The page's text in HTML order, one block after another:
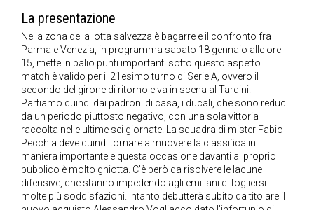
La presentazione
Nella zona della lotta salvezza è bagarre e il confronto fra
Parma e Venezia, in programma sabato 18 gennaio alle ore
15, mette in palio punti importanti sotto questo aspetto. Il
match è valido per il 21esimo turno di Serie A, ovvero il
secondo del girone di ritorno e va in scena al Tardini.
Partiamo quindi dai padroni di casa, i ducali, che sono reduci
da un periodo piuttosto negativo, con una sola vittoria
raccolta nelle ultime sei giornate. La squadra di mister Fabio
Pecchia deve quindi tornare a muovere la classifica in
maniera importante e questa occasione davanti al proprio
pubblico è molto ghiotta. C’è però da risolvere le lacune
difensive, che stanno impedendo agli emiliani di togliersi
molte più soddisfazioni. Intanto debutterà subito da titolare il